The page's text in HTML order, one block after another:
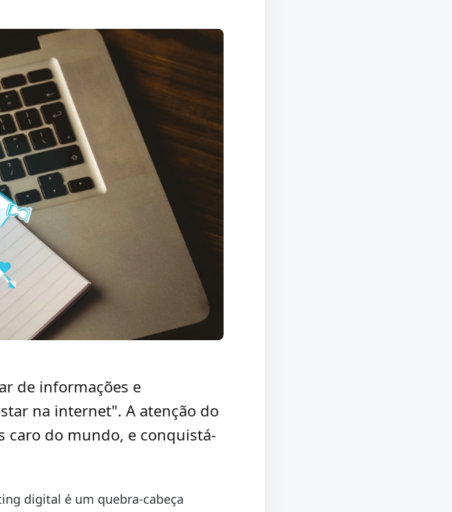
de informações e
na internet". A atenção do
caro do mundo, e conquistá-
digital é um quebra-cabeça